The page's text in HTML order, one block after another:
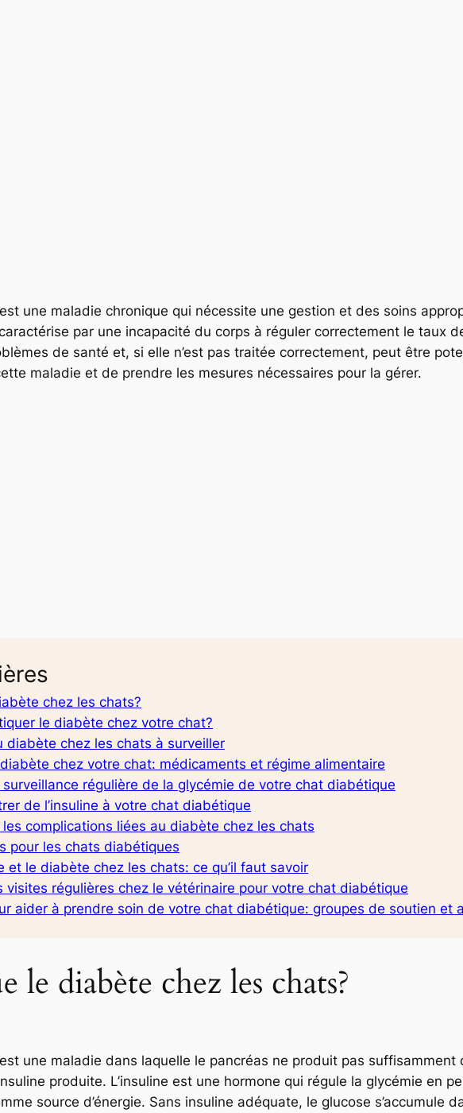
une maladie chronique qui nécessite une gestion et des soins
par une incapacité du corps à réguler correctement le taux
de santé et, si elle n’est pas traitée correctement, peut être
maladie et de prendre les mesures nécessaires pour la gérer.
chez les chats?
le diabète chez votre chat?
diabète chez les chats à surveiller
chez votre chat: médicaments et régime alimentaire
surveillance régulière de la glycémie de votre chat diabétique
de l’insuline à votre chat diabétique
complications liées au diabète chez les chats
pour les chats diabétiques
et le diabète chez les chats: ce qu’il faut savoir
visites régulières chez le vétérinaire pour votre chat diabétique
aider à prendre soin de votre chat diabétique: groupes de soutien et
le diabète chez les chats?
une maladie dans laquelle le pancréas ne produit pas suffisamment
produite. L’insuline est une hormone qui régule la glycémie en
source d’énergie. Sans insuline adéquate, le glucose s’accumule